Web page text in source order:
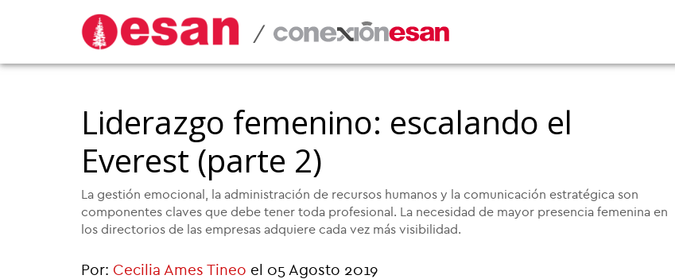
/
Liderazgo femenino: escalando el
Everest (parte 2)
La gestión emocional, la administración de recursos humanos y la comunicación estratégica son
componentes claves que debe tener toda profesional. La necesidad de mayor presencia femenina en
los directorios de las empresas adquiere cada vez más visibilidad.
Por: Cecilia Ames Tineo el 05 Agosto 2019